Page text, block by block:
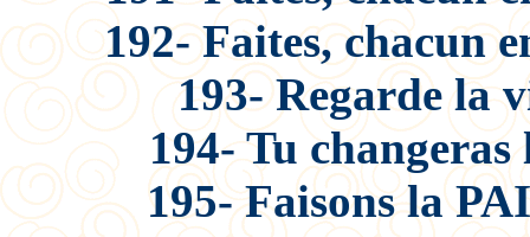
192- Faites, chacun
193- Regarde la
194- Tu
195- Faisons la